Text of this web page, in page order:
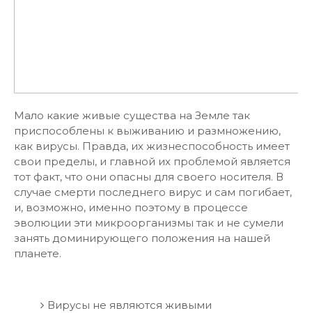
Мало какие живые существа на Земле так
приспособлены к выживанию и размножению,
как вирусы. Правда, их жизнеспособность имеет
свои пределы, и главной их проблемой является
тот факт, что они опасны для своего носителя. В
случае смерти последнего вирус и сам погибает,
и, возможно, именно поэтому в процессе
эволюции эти микроорганизмы так и не сумели
занять доминирующего положения на нашей
планете.
Вирусы не являются живыми